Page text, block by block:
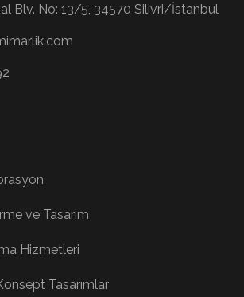
Blv. No: 13/5, 34570 Silivri/İstanbul
ve Tasarım
Hizmetleri
Tasarımlar